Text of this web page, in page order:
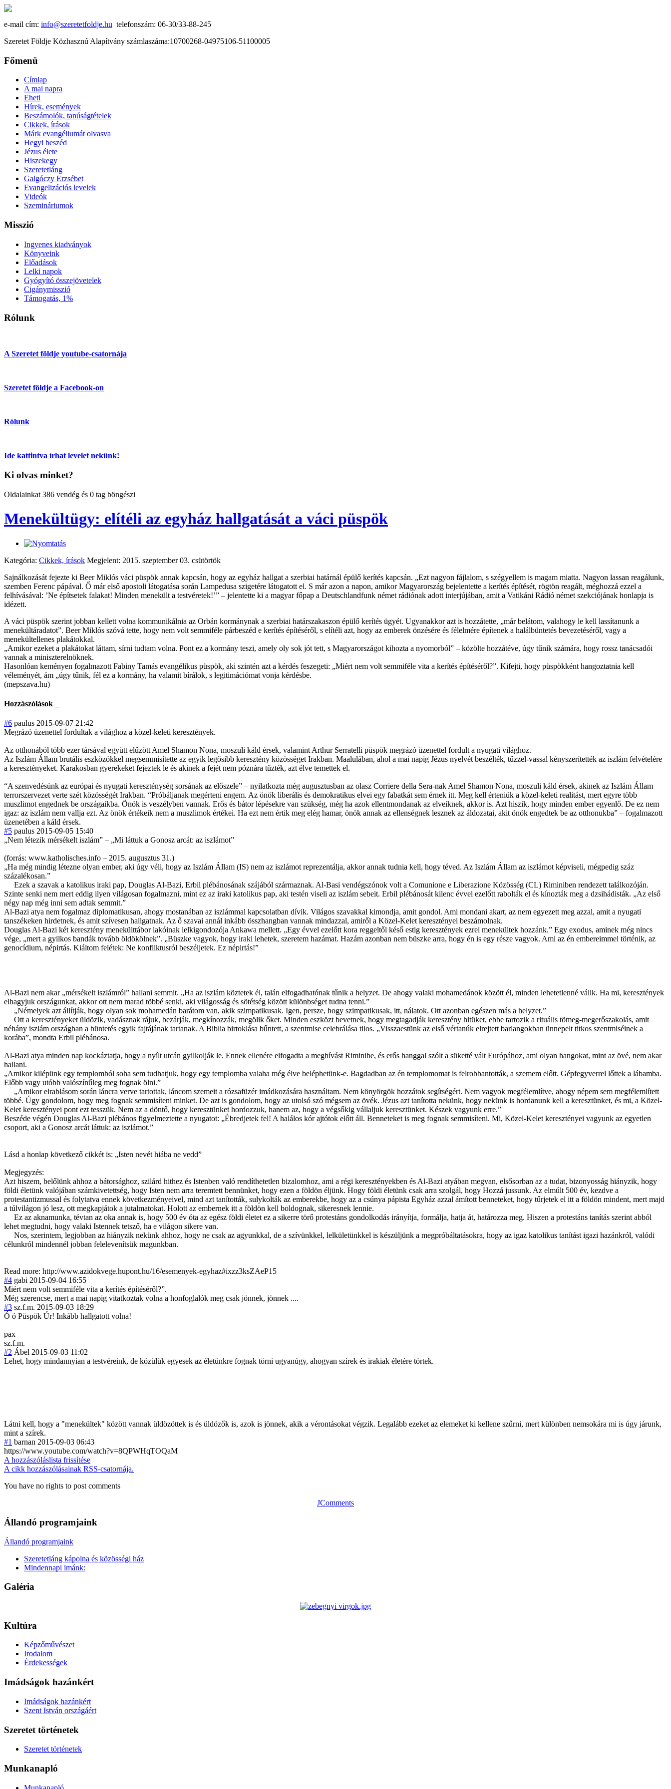
e-mail cím: info@szeretetfoldje.hu telefonszám: 06-30/33-88-245
Szeretet Földje Közhasznú Alapítvány számlaszáma:10700268-04975106-51100005
Főmenü
Címlap
A mai napra
Eheti
Hírek, események
Beszámolók, tanúságtételek
Cikkek, írások
Márk evangéliumát olvasva
Hegyi beszéd
Jézus élete
Hiszekegy
Szeretetláng
Galgóczy Erzsébet
Evangelizációs levelek
Videók
Szemináriumok
Misszió
Ingyenes kiadványok
Könyveink
Előadások
Lelki napok
Gyógyító összejövetelek
Cigánymisszió
Támogatás, 1%
Rólunk
A Szeretet földje youtube-csatornája
Szeretet földje a Facebook-on
Rólunk
Ide kattintva írhat levelet nekünk!
Ki olvas minket?
Oldalainkat 386 vendég és 0 tag böngészi
Menekültügy: elítéli az egyház hallgatását a váci püspök
Kategória: Cikkek, írások Megjelent: 2015. szeptember 03. csütörtök
Sajnálkozását fejezte ki Beer Miklós váci püspök annak kapcsán, hogy az egyház hallgat a szerbiai határnál épülő kerítés kapcsán. „Ezt nagyon fájlalom, s szégyellem is magam miatta. Nagyon lassan reagálunk,
szemben Ferenc pápával. Ő már első apostoli látogatása során Lampedusa szigetére látogatott el. S már azon a napon, amikor Magyarország bejelentette a kerítés építését, rögtön reagált, méghozzá ezzel a
felhívásával: ’Ne építsetek falakat! Minden menekült a testvéretek!’” – jelentette ki a magyar főpap a Deutschlandfunk német rádiónak adott interjújában, amit a Vatikáni Rádió német szekciójának honlapja is
idézett.
A váci püspök szerint jobban kellett volna kommunikálnia az Orbán kormánynak a szerbiai határszakaszon épülő kerítés ügyét. Ugyanakkor azt is hozzátette, „már belátom, valahogy le kell lassítanunk a
menekültáradatot”. Beer Miklós szóvá tette, hogy nem volt semmiféle párbeszéd e kerítés építéséről, s elítéli azt, hogy az emberek önzésére és félelmére építenek a halálbüntetés bevezetéséről, vagy a
menekültellenes plakátokkal.
„Amikor ezeket a plakátokat láttam, sírni tudtam volna. Pont ez a kormány teszi, amely oly sok jót tett, s Magyarországot kihozta a nyomorból” – közölte hozzátéve, úgy tűnik számára, hogy rossz tanácsadói
vannak a miniszterelnöknek.
Hasonlóan keményen fogalmazott Fabiny Tamás evangélikus püspök, aki szintén azt a kérdés feszegeti: „Miért nem volt semmiféle vita a kerítés építéséről?”. Kifejti, hogy püspökként hangoztatnia kell
véleményét, ám „úgy tűnik, fél ez a kormány, ha valamit bírálok, s legitimációmat vonja kérdésbe.
(mepszava.hu)
Hozzászólások
#6 paulus 2015-09-07 21:42
Megrázó üzenettel fordultak a világhoz a közel-keleti keresztények.
Az otthonából több ezer társával együtt elűzött Amel Shamon Nona, moszuli káld érsek, valamint Arthur Serratelli püspök megrázó üzenettel fordult a nyugati világhoz.
Az Iszlám Állam brutális eszközökkel megsemmisítette az egyik legősibb keresztény közösséget Irakban. Maalulában, ahol a mai napig Jézus nyelvét beszélték, tűzzel-vassal kényszerítették az iszlám felvételére
a keresztényeket. Karakosban gyerekeket fejeztek le és akinek a fejét nem póznára tűzték, azt élve temettek el.
“A szenvedésünk az európai és nyugati kereszténység sorsának az előszele” – nyilatkozta még augusztusban az olasz Corriere della Sera-nak Amel Shamon Nona, moszuli káld érsek, akinek az Iszlám Állam
terrorszervezet verte szét közösségét Irakban. “Próbáljanak megérteni engem. Az önök liberális és demokratikus elvei egy fabatkát sem érnek itt. Meg kell érteniük a közel-keleti realitást, mert egyre több
muszlimot engednek be országaikba. Önök is veszélyben vannak. Erős és bátor lépésekre van szükség, még ha azok ellentmondanak az elveiknek, akkor is. Azt hiszik, hogy minden ember egyenlő. De ez nem
igaz: az iszlám nem vallja ezt. Az önök értékeik nem a muszlimok értékei. Ha ezt nem értik meg elég hamar, önök annak az ellenségnek lesznek az áldozatai, akit önök engedtek be az otthonukba” – fogalmazott
üzenetében a káld érsek.
#5 paulus 2015-09-05 15:40
„Nem létezik mérsékelt iszlám” – „Mi láttuk a Gonosz arcát: az iszlámot”
(forrás: www.katholisches.info – 2015. augusztus 31.)
„Ha még mindig létezne olyan ember, aki úgy véli, hogy az Iszlám Állam (IS) nem az iszlámot reprezentálja, akkor annak tudnia kell, hogy téved. Az Iszlám Állam az iszlámot képviseli, mégpedig száz
százalékosan.”
Ezek a szavak a katolikus iraki pap, Douglas Al-Bazi, Erbil plébánosának szájából származnak. Al-Basi vendégszónok volt a Comunione e Liberazione Közösség (CL) Riminiben rendezett találkozóján.
Szinte senki nem mert eddig ilyen világosan fogalmazni, mint ez az iraki katolikus pap, aki testén viseli az iszlám sebeit. Erbil plébánosát kilenc évvel ezelőtt rabolták el és kínozták meg a dzsihádisták. „Az első
négy nap még inni sem adtak semmit.”
Al-Bazi atya nem fogalmaz diplomatikusan, ahogy mostanában az iszlámmal kapcsolatban dívik. Világos szavakkal kimondja, amit gondol. Ami mondani akart, az nem egyezett meg azzal, amit a nyugati
tanszékeken hirdetnek, és amit szívesen hallgatnak. Az ő szavai annál inkább összhangban vannak mindazzal, amiről a Közel-Kelet keresztényei beszámolnak.
Douglas Al-Bazi két keresztény menekülttábor lakóinak lelkigondozója Ankawa mellett. „Egy évvel ezelőtt kora reggeltől késő estig keresztények ezrei menekültek hozzánk.” Egy exodus, aminek még nincs
vége, „mert a gyilkos bandák tovább öldökölnek”. „Büszke vagyok, hogy iraki lehetek, szeretem hazámat. Hazám azonban nem büszke arra, hogy én is egy része vagyok. Ami az én embereimmel történik, az
genocídium, népirtás. Kiáltom felétek: Ne konfliktusról beszéljetek. Ez népirtás!”
Al-Bazi nem akar „mérsékelt iszlámról” hallani semmit. „Ha az iszlám köztetek él, talán elfogadhatónak tűnik a helyzet. De ahogy valaki mohamedánok között él, minden lehetetlenné válik. Ha mi, keresztények
elhagyjuk országunkat, akkor ott nem marad többé senki, aki világosság és sötétség között különbséget tudna tenni.”
„Némelyek azt állítják, hogy olyan sok mohamedán barátom van, akik szimpatikusak. Igen, persze, hogy szimpatikusak, itt, nálatok. Ott azonban egészen más a helyzet.”
Ott a keresztényeket üldözik, vadásznak rájuk, bezárják, megkínozzák, megölik őket. Minden eszközt bevetnek, hogy megtagadják keresztény hitüket, ebbe tartozik a rituális tömeg-megerőszakolás, amit
néhány iszlám országban a büntetés egyik fajtájának tartanak. A Biblia birtoklása bűntett, a szentmise celebrálása tilos. „Visszaestünk az első vértanúk elrejtett barlangokban ünnepelt titkos szentmiséinek a
korába”, mondta Erbil plébánosa.
Al-Bazi atya minden nap kockáztatja, hogy a nyílt utcán gyilkolják le. Ennek ellenére elfogadta a meghívást Riminibe, és erős hanggal szólt a süketté vált Európához, ami olyan hangokat, mint az övé, nem akar
hallani.
„Amikor kilépünk egy templomból soha sem tudhatjuk, hogy egy templomba valaha még élve beléphetünk-e. Bagdadban az én templomomat is felrobbantották, a szemem előtt. Gépfegyverrel lőttek a lábamba.
Előbb vagy utóbb valószínűleg meg fognak ölni.”
„Amikor elrablásom során láncra verve tartottak, láncom szemeit a rózsafüzér imádkozására használtam. Nem könyörgök hozzátok segítségért. Nem vagyok megfélemlítve, ahogy népem sem megfélemlített
többé. Úgy gondolom, hogy meg fognak semmisíteni minket. De azt is gondolom, hogy az utolsó szó mégsem az övék. Jézus azt tanította nekünk, hogy nekünk is hordanunk kell a keresztünket, és mi, a Közel-
Kelet keresztényei pont ezt tesszük. Nem az a döntő, hogy keresztünket hordozzuk, hanem az, hogy a végsőkig vállaljuk keresztünket. Készek vagyunk erre.”
Beszéde végén Douglas Al-Bazi plébános figyelmeztette a nyugatot: „Ébredjetek fel! A halálos kór ajtótok előtt áll. Benneteket is meg fognak semmisíteni. Mi, Közel-Kelet keresztényei vagyunk az egyetlen
csoport, aki a Gonosz arcát láttuk: az iszlámot.”
Lásd a honlap következő cikkét is: „Isten nevét hiába ne vedd”
Megjegyzés:
Azt hiszem, belőlünk ahhoz a bátorsághoz, szilárd hithez és Istenben való rendíthetetlen bizalomhoz, ami a régi keresztényekben és Al-Bazi atyában megvan, elsősorban az a tudat, bizonyosság hiányzik, hogy
földi életünk valójában számkivetettség, hogy Isten nem arra teremtett bennünket, hogy ezen a földön éljünk. Hogy földi életünk csak arra szolgál, hogy Hozzá jussunk. Az elmúlt 500 év, kezdve a
protestantizmussal és folytatva ennek következményeivel, mind azt tanították, sulykolták az emberekbe, hogy az a csúnya pápista Egyház azzal ámított benneteket, hogy tűrjetek el itt a földön mindent, mert majd
a túlvilágon jó lesz, ott megkapjátok a jutalmatokat. Holott az embernek itt a földön kell boldognak, sikeresnek lennie.
Ez az aknamunka, tévtan az oka annak is, hogy 500 év óta az egész földi életet ez a sikerre törő protestáns gondolkodás irányítja, formálja, hatja át, határozza meg. Hiszen a protestáns tanítás szerint abból
lehet megtudni, hogy valaki Istennek tetsző, ha e világon sikere van.
Nos, szerintem, legjobban az hiányzik nekünk ahhoz, hogy ne csak az agyunkkal, de a szívünkkel, lelkületünkkel is készüljünk a megpróbáltatásokra, hogy az igaz katolikus tanítást igazi hazánkról, valódi
célunkról mindennél jobban felelevenítsük magunkban.
Read more: http://www.azidokvege.hupont.hu/16/esemenyek-egyhaz#ixzz3ksZAeP15
#4 gabi 2015-09-04 16:55
Miért nem volt semmiféle vita a kerítés építéséről?”.
Még szerencse, mert a mai napig vitatkoztak volna a honfoglalók meg csak jönnek, jönnek ....
#3 sz.f.m. 2015-09-03 18:29
Ó ó Püspök Úr! Inkább hallgatott volna!
pax
sz.f.m.
#2 Ábel 2015-09-03 11:02
Lehet, hogy mindannyian a testvéreink, de közülük egyesek az életünkre fognak törni ugyanúgy, ahogyan szírek és irakiak életére törtek.
Látni kell, hogy a "menekültek" között vannak üldözöttek is és üldözők is, azok is jönnek, akik a vérontásokat végzik. Legalább ezeket az elemeket ki kellene szűrni, mert különben nemsokára mi is úgy járunk,
mint a szírek.
#1 barnan 2015-09-03 06:43
https://www.youtube.com/watch?v=8QPWHqTOQaM
A hozzászóláslista frissítése
A cikk hozzászólásainak RSS-csatornája.
You have no rights to post comments
JComments
Állandó programjaink
Állandó programjaink
Szeretetláng kápolna és közösségi ház
Mindennapi imánk:
Galéria
Kultúra
Képzőművészet
Irodalom
Érdekességek
Imádságok hazánkért
Imádságok hazánkért
Szent István országáért
Szeretet történetek
Szeretet történetek
Munkanapló